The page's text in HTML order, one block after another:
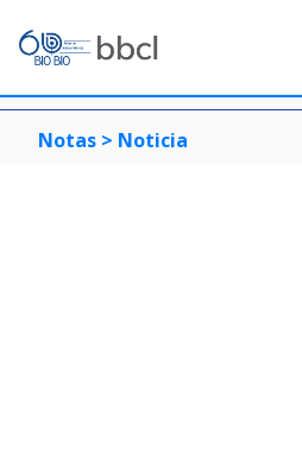
Notas > Noticia